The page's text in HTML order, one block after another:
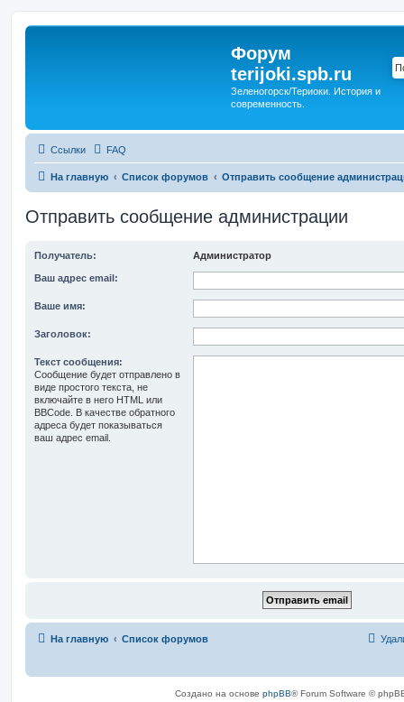
Форум
terijoki.spb.ru
Зеленогорск/Териоки. История и
современность.
Ссылки FAQ
На главную Список форумов Отправить сообщение
Отправить сообщение администрации
Получатель: Администратор
Ваш адрес email:
Ваше имя:
Заголовок:
Текст сообщения:
Сообщение будет отправлено в
виде простого текста, не
включайте в него HTML или
BBCode. В качестве обратного
адреса будет показываться
ваш адрес email.
На главную Список форумов
Создано на основе phpBB® Forum Software ©